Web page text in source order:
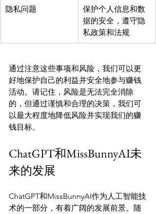
隐私问题
保护个人信息和数
据的安全，遵守隐
私政策和法规
通过注意这些事项和风险，我们可以更
好地保护自己的利益并安全地参与赚钱
活动。请记住，风险是无法完全消除
的，但通过谨慎和合理的决策，我们可
以最大程度地降低风险并实现我们的赚
ChatGPT和MissBunnyAI未
来的发展
ChatGPT和MissBunnyAI作为人工智能技
术的一部分，有着广阔的发展前景。随